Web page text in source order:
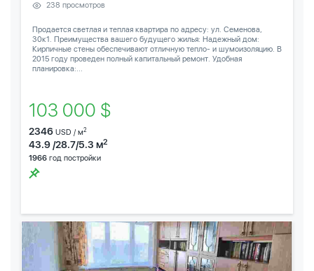
238 просмотров
Продается светлая и теплая квартира по адресу: ул. Семенова,
30к1. Преимущества вашего будущего жилья: Надежный дом:
Кирпичные стены обеспечивают отличную тепло- и шумоизоляцию. В
2015 году проведен полный капитальный ремонт. Удобная
планировка:...
103 000 $
2346 USD / м2
43.9 /28.7/5.3 м2
1966 год постройки